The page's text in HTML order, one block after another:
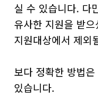
실 수 있습니다. 다
유사한 지원을 받
지원대상에서 제외
보다 정확한 방법
있습니다.